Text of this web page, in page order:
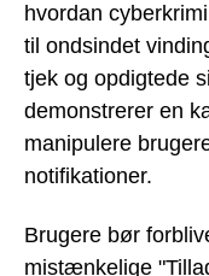
hvordan
til ondsindet
tjek og opdigtede
demonstrerer en
manipulere
notifikationer.
Brugere bør
mistænkelige